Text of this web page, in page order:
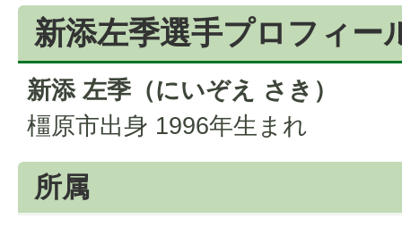
新添左季選手プロフィー
新添 左季（にいぞえ さき）
橿原市出身 1996年生まれ
所属